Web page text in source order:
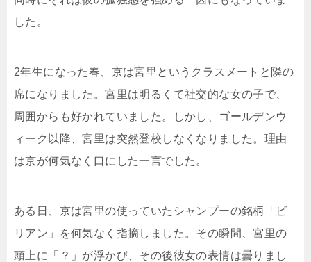
した。
2年生になった春、京は宮里というクラスメートと隣の
席になりました。宮里は明るくて社交的な女の子で、
周囲からも好かれていました。しかし、ゴールデンウ
ィーク以降、宮里は突然登校しなくなりました。理由
は京が何気なく口にした一言でした。
ある日、京は宮里の使っていたシャンプーの銘柄「ビ
リアン」を何気なく指摘しました。その瞬間、宮里の
頭上に「？」が浮かび、その後彼女の表情は曇りまし